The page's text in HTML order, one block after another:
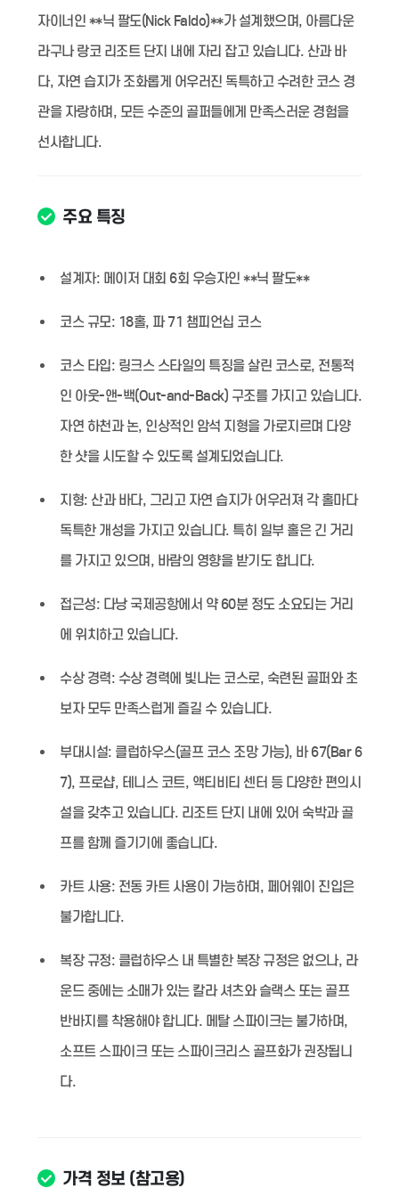
자이너인 **닉 팔도(Nick Faldo)**가 설계했으며, 아름다운
라구나 랑코 리조트 단지 내에 자리 잡고 있습니다. 산과 바
다, 자연 습지가 조화롭게 어우러진 독특하고 수려한 코스 경
관을 자랑하며, 모든 수준의 골퍼들에게 만족스러운 경험을
선사합니다.
주요 특징
설계자: 메이저 대회 6회 우승자인 **닉 팔도**
코스 규모: 18홀, 파 71 챔피언십 코스
코스 타입: 링크스 스타일의 특징을 살린 코스로, 전통적
인 아웃-앤-백(Out-and-Back) 구조를 가지고 있습니다.
자연 하천과 논, 인상적인 암석 지형을 가로지르며 다양
한 샷을 시도할 수 있도록 설계되었습니다.
지형: 산과 바다, 그리고 자연 습지가 어우러져 각 홀마다
독특한 개성을 가지고 있습니다. 특히 일부 홀은 긴 거리
를 가지고 있으며, 바람의 영향을 받기도 합니다.
접근성: 다낭 국제공항에서 약 60분 정도 소요되는 거리
에 위치하고 있습니다.
수상 경력: 수상 경력에 빛나는 코스로, 숙련된 골퍼와 초
보자 모두 만족스럽게 즐길 수 있습니다.
부대시설: 클럽하우스(골프 코스 조망 가능), 바 67(Bar 6
7), 프로샵, 테니스 코트, 액티비티 센터 등 다양한 편의시
설을 갖추고 있습니다. 리조트 단지 내에 있어 숙박과 골
프를 함께 즐기기에 좋습니다.
카트 사용: 전동 카트 사용이 가능하며, 페어웨이 진입은
불가합니다.
복장 규정: 클럽하우스 내 특별한 복장 규정은 없으나, 라
운드 중에는 소매가 있는 칼라 셔츠와 슬랙스 또는 골프
반바지를 착용해야 합니다. 메탈 스파이크는 불가하며,
소프트 스파이크 또는 스파이크리스 골프화가 권장됩니
다.
가격 정보 (참고용)